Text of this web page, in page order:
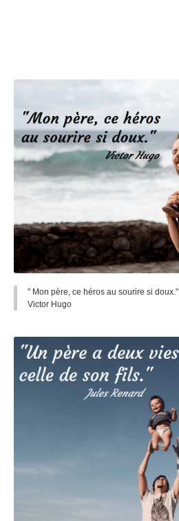
" Mon père, ce héros au sourire si doux."
Victor Hugo